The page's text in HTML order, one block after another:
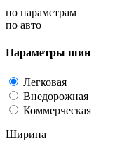
по параметрам
по авто
Параметры шин
Легковая
Внедорожная
Коммерческая
Ширина